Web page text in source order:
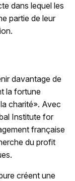
dans lequel les
partie de leur
davantage de
la fortune
charité». Avec
Institute for
française
du profit
créent une